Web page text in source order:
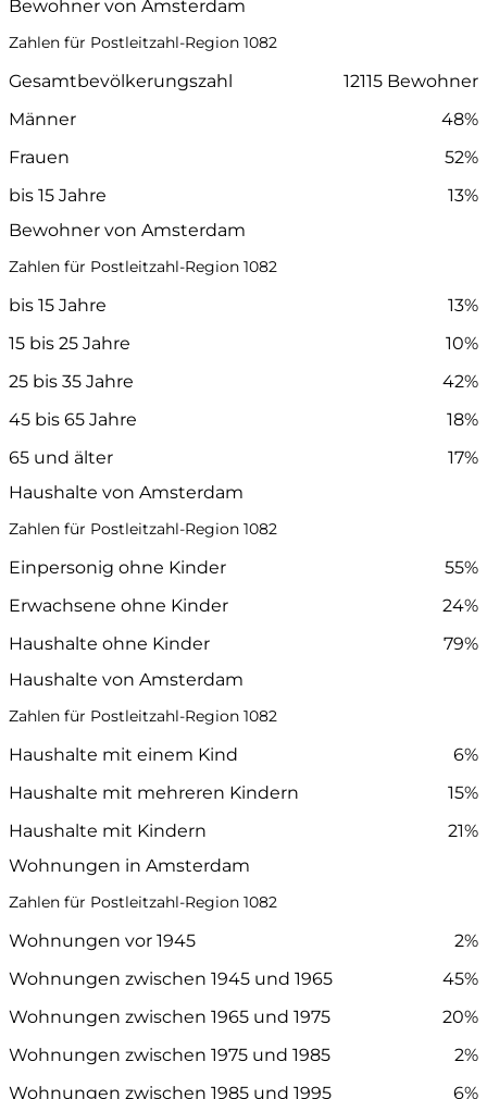
Bewohner von Amsterdam
Zahlen für Postleitzahl-Region 1082
Gesamtbevölkerungszahl
12115 Bewohner
Männer
48%
Frauen
52%
bis 15 Jahre
13%
Bewohner von Amsterdam
Zahlen für Postleitzahl-Region 1082
bis 15 Jahre
13%
15 bis 25 Jahre
10%
25 bis 35 Jahre
42%
45 bis 65 Jahre
18%
65 und älter
17%
Haushalte von Amsterdam
Zahlen für Postleitzahl-Region 1082
Einpersonig ohne Kinder
55%
Erwachsene ohne Kinder
24%
Haushalte ohne Kinder
79%
Haushalte von Amsterdam
Zahlen für Postleitzahl-Region 1082
Haushalte mit einem Kind
6%
Haushalte mit mehreren Kindern
15%
Haushalte mit Kindern
21%
Wohnungen in Amsterdam
Zahlen für Postleitzahl-Region 1082
Wohnungen vor 1945
2%
Wohnungen zwischen 1945 und 1965
45%
Wohnungen zwischen 1965 und 1975
20%
Wohnungen zwischen 1975 und 1985
2%
Wohnungen zwischen 1985 und 1995
6%